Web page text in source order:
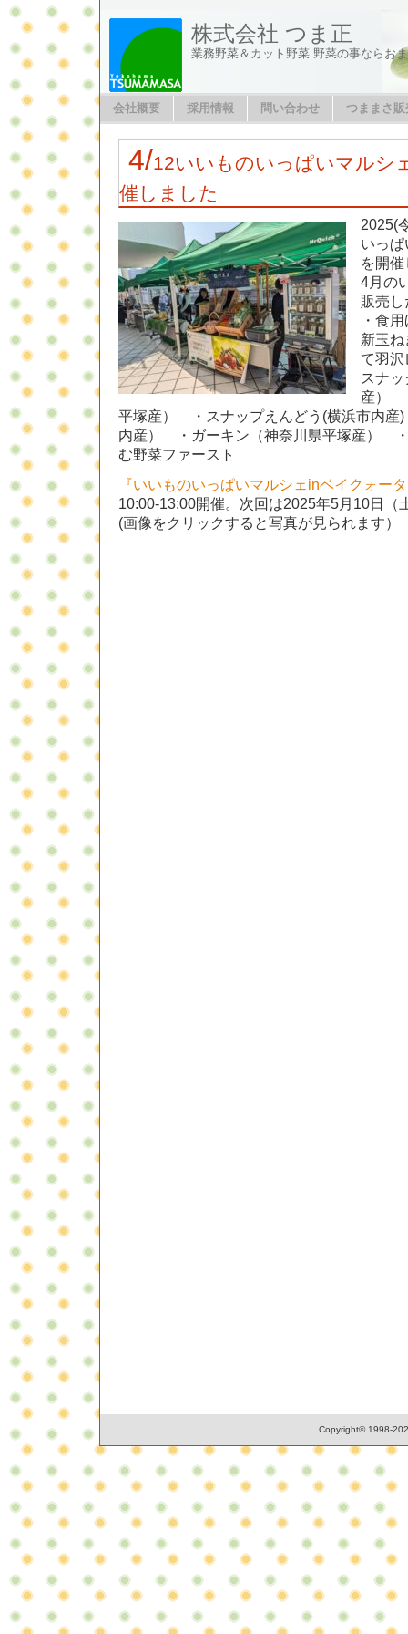
株式会社 つま正
業務野菜＆カット野菜 野菜の事ならお
会社概要 採用情報 問い合わせ つままさ
4/12いいものいっぱいマルシ
催しました
2025(
いっ
を開
4月の
販売
・食
新玉
て羽
スナ
産）
平塚産） ・スナップえんどう(横浜市内
内産） ・ガーキン（神奈川県平塚産）
む野菜ファースト
『いいものいっぱいマルシェinベイクォー
10:00-13:00開催。次回は2025年5月10日（
(画像をクリックすると写真が見られます）
Copyright© 1998-